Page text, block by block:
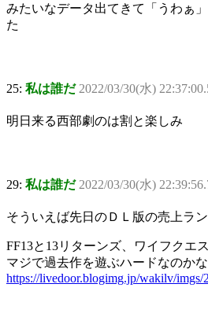
みたいなデータ出てきて「うわぁ
た
25: 私は誰だ 2022/03/30(水)
明日来る西部劇のは割と楽しみ
29: 私は誰だ 2022/03/30(水)
そういえば先日のＤＬ版の売上ラ
FF13と13リターンズ、ワイフクエ
マジで過去作を遊ぶハードなのかな
https://livedoor.blogimg.jp/wakilv/imgs/